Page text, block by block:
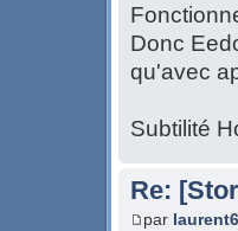
Donc
qu'avec
Subtilité
Re:
par